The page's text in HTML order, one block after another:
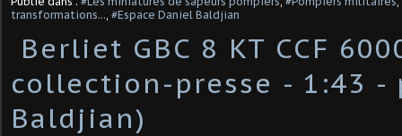
transformations..., #Espace Daniel Baldjian
Berliet GBC 8 KT CCF
collection-presse - 1:43 -
Baldjian) ​